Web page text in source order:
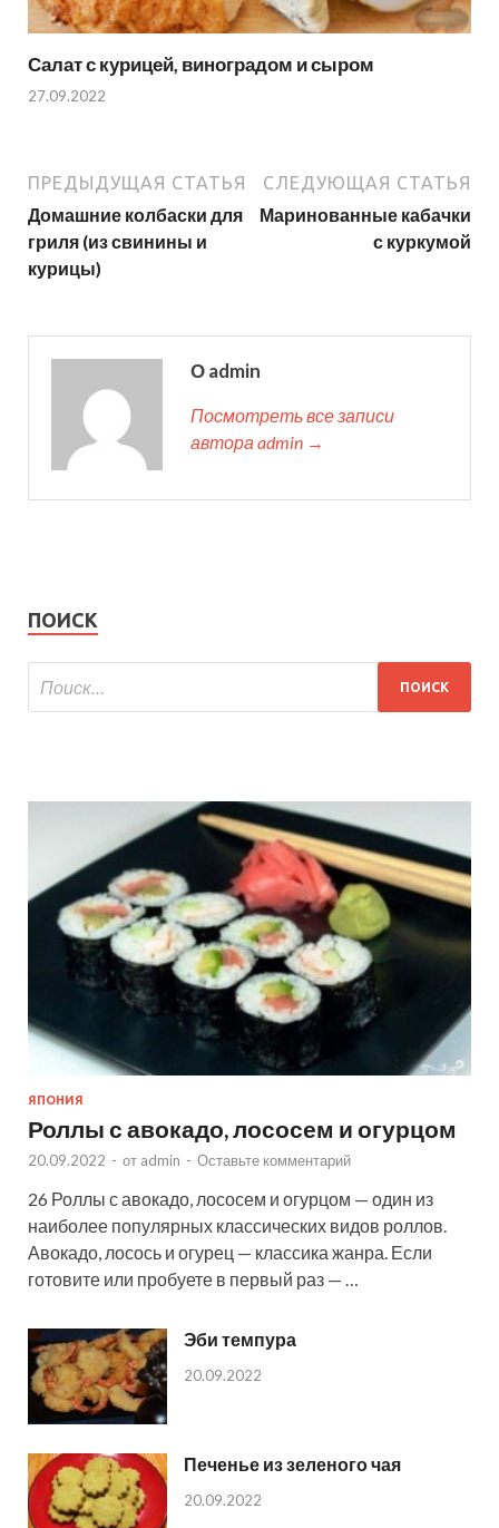
Салат с курицей, виноградом и сыром
27.09.2022
ПРЕДЫДУЩАЯ СТАТЬЯ
Домашние колбаски для
гриля (из свинины и
курицы)
СЛЕДУЮЩАЯ СТАТЬЯ
Маринованные кабачки
с куркумой
О admin
Посмотреть все записи
автора admin →
ПОИСК
ЯПОНИЯ
Роллы с авокадо, лососем и огурцом
20.09.2022 - от admin - Оставьте комментарий
26 Роллы с авокадо, лососем и огурцом — один из
наиболее популярных классических видов роллов.
Авокадо, лосось и огурец — классика жанра. Если
готовите или пробуете в первый раз — …
Эби темпура
20.09.2022
Печенье из зеленого чая
20.09.2022